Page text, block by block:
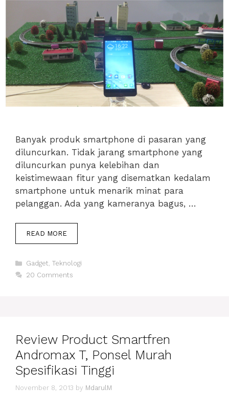
Banyak produk smartphone di pasaran yang
diluncurkan. Tidak jarang smartphone yang
diluncurkan punya kelebihan dan
keistimewaan fitur yang disematkan kedalam
smartphone untuk menarik minat para
pelanggan. Ada yang kameranya bagus, …
READ MORE
LAUNCHING
ZENFONE
ASIA
Categories
Gadget, Teknologi
20 Comments
Review Product Smartfren
Andromax T, Ponsel Murah
Spesifikasi Tinggi
November 8, 2013 by MdarulM